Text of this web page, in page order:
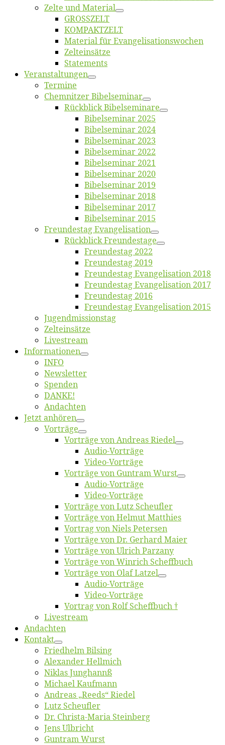
Zel­te und Material
GROSSZELT
KOMPAKTZELT
Ma­te­ri­al für Evangelisationswochen
Zelt­ein­sät­ze
State­ments
Ver­an­stal­tun­gen
Ter­mi­ne
Chemnit­zer Bibelseminar
Rück­blick Bibelseminare
Bi­bel­se­mi­nar 2025
Bi­bel­se­mi­nar 2024
Bi­bel­se­mi­nar 2023
Bi­bel­se­mi­nar 2022
Bi­bel­se­mi­nar 2021
Bi­bel­se­mi­nar 2020
Bi­bel­se­mi­nar 2019
Bi­bel­se­mi­nar 2018
Bibelsemi­nar 2017
Bibelsemi­nar 2015
Freun­des­tag Evangelisation
Rück­blick Freundestage
Freun­des­tag 2022
Freun­des­tag 2019
Freun­des­tag Evan­ge­li­sa­ti­on 2018
Freun­des­tag Evan­ge­li­sa­ti­on 2017
Freun­des­tag 2016
Freun­des­tag Evan­ge­li­sa­ti­on 2015
Jugend­mis­sions­tag
Zelt­ein­sät­ze
Live­stream
Informatio­nen
INFO
News­let­ter
Spen­den
DANKE!
An­dach­ten
Jetzt an­hö­ren
Vor­trä­ge
Vor­trä­ge von An­dre­as Riedel
Au­dio-Vor­trä­ge
Vi­deo-Vor­trä­ge
Vor­trä­ge von Gun­tram Wurst
Au­dio-Vor­trä­ge
Vi­deo-Vor­trä­ge
Vor­trä­ge von Lutz Scheufler
Vor­trä­ge von Hel­mut Matthies
Vor­trag von Niels Petersen
Vor­trä­ge von Dr. Ger­hard Maier
Vor­trä­ge von Ul­rich Parzany
Vor­trä­ge von Win­rich Scheffbuch
Vor­trä­ge von Olaf Latzel
Au­dio-Vor­trä­ge
Vi­deo-Vor­trä­ge
Vor­trag von Rolf Scheffbuch †
Live­stream
An­dach­ten
Kon­takt
Fried­helm Bilsing
Alex­an­der Hellmich
Ni­klas Junghannß
Mi­cha­el Kaufmann
An­dre­as „Reeds“ Riedel
Lutz Scheuf­ler
Dr. Chris­­ta-Ma­ria Steinberg
Jens Ulb­richt
Gun­tram Wurst